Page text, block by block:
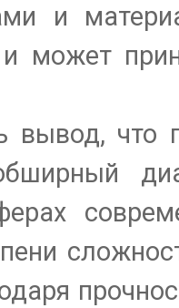
и
и может
вывод, что